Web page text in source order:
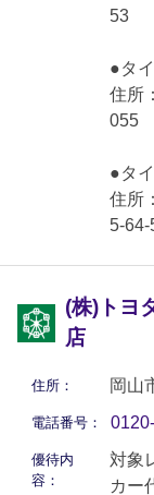
53
●タ
住所
055
●タ
住所
5-
(株)トヨ
店
住所： 岡山
電話番号：
優待内
容：
対象
カー